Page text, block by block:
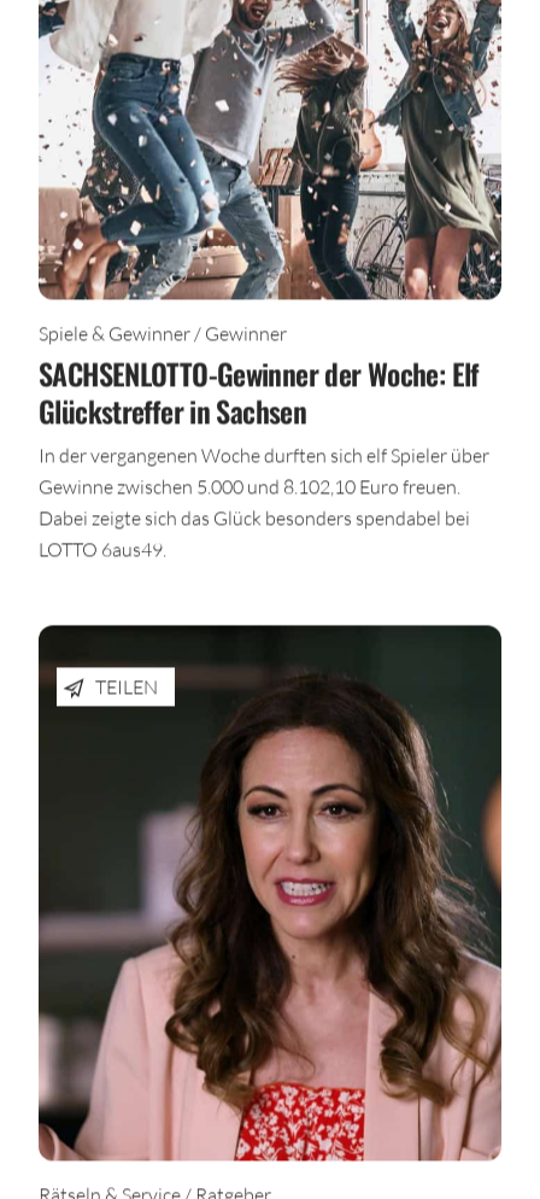
Spiele & Gewinner / Gewinner
SACHSENLOTTO-Gewinner der Woche: Elf
Glückstreffer in Sachsen
In der vergangenen Woche durften sich elf Spieler über
Gewinne zwischen 5.000 und 8.102,10 Euro freuen.
Dabei zeigte sich das Glück besonders spendabel bei
LOTTO 6aus49.
TEILEN
Rätseln & Service / Ratgeber